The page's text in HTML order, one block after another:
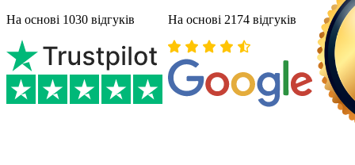
На основі 1030 відгуків
На основі 2174 відгуків